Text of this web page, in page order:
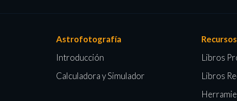
Astrofotografía
Introducción
Calculadora y Simulador
Recursos
Libros
Libros